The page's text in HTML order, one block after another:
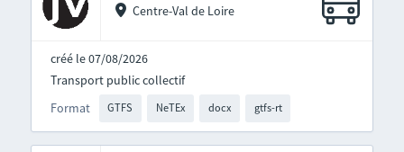
Centre-Val de Loire
créé le 07/08/2026
Format GTFS NeTEx docx gtfs-rt
Transport public collectif